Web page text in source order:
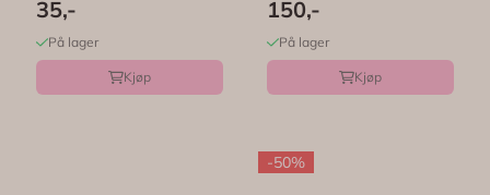
35,-
På lager
Kjøp
og rosa – Alot
150,-
På lager
Kjøp
-50%